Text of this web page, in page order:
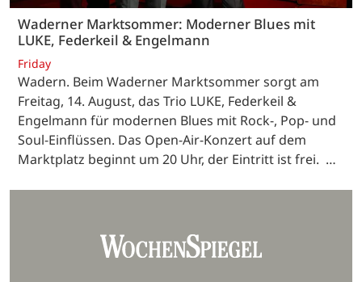
Waderner Marktsommer: Moderner Blues mit
LUKE, Federkeil & Engelmann
Friday
Wadern. Beim Waderner Marktsommer sorgt am
Freitag, 14. August, das Trio LUKE, Federkeil &
Engelmann für modernen Blues mit Rock-, Pop- und
Soul-Einflüssen. Das Open-Air-Konzert auf dem
Marktplatz beginnt um 20 Uhr, der Eintritt ist frei. …